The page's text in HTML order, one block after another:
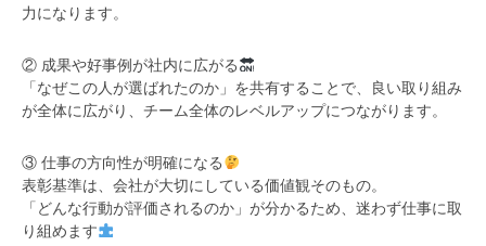
力になります。
② 成果や好事例が社内に広がる
「なぜこの人が選ばれたのか」を共有することで、良い取り組み
が全体に広がり、チーム全体のレベルアップにつながります。
③ 仕事の方向性が明確になる
表彰基準は、会社が大切にしている価値観そのもの。
「どんな行動が評価されるのか」が分かるため、迷わず仕事に取
り組めます